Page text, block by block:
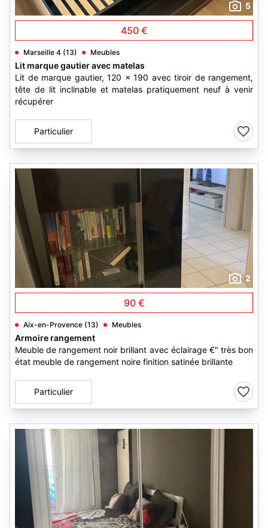
5
450 €
Marseille 4 (13) Meubles
Lit marque gautier avec matelas
Lit de marque gautier, 120 x 190 avec tiroir de rangement,
tête de lit inclinable et matelas pratiquement neuf à venir
récupérer
Particulier
2
90 €
Aix-en-Provence (13) Meubles
Armoire rangement
Meuble de rangement noir brillant avec éclairage €" très bon
état meuble de rangement noire finition satinée brillante
Particulier